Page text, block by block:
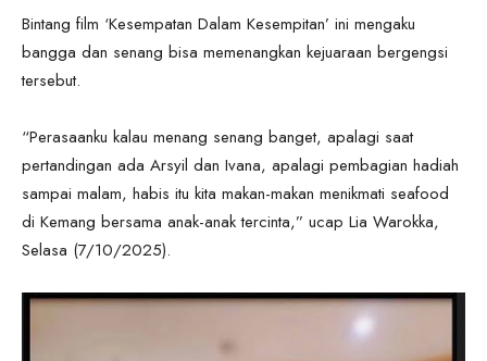
Bintang film ‘Kesempatan Dalam Kesempitan’ ini mengaku
bangga dan senang bisa memenangkan kejuaraan bergengsi
tersebut.
“Perasaanku kalau menang senang banget, apalagi saat
pertandingan ada Arsyil dan Ivana, apalagi pembagian hadiah
sampai malam, habis itu kita makan-makan menikmati seafood
di Kemang bersama anak-anak tercinta,” ucap Lia Warokka,
Selasa (7/10/2025).